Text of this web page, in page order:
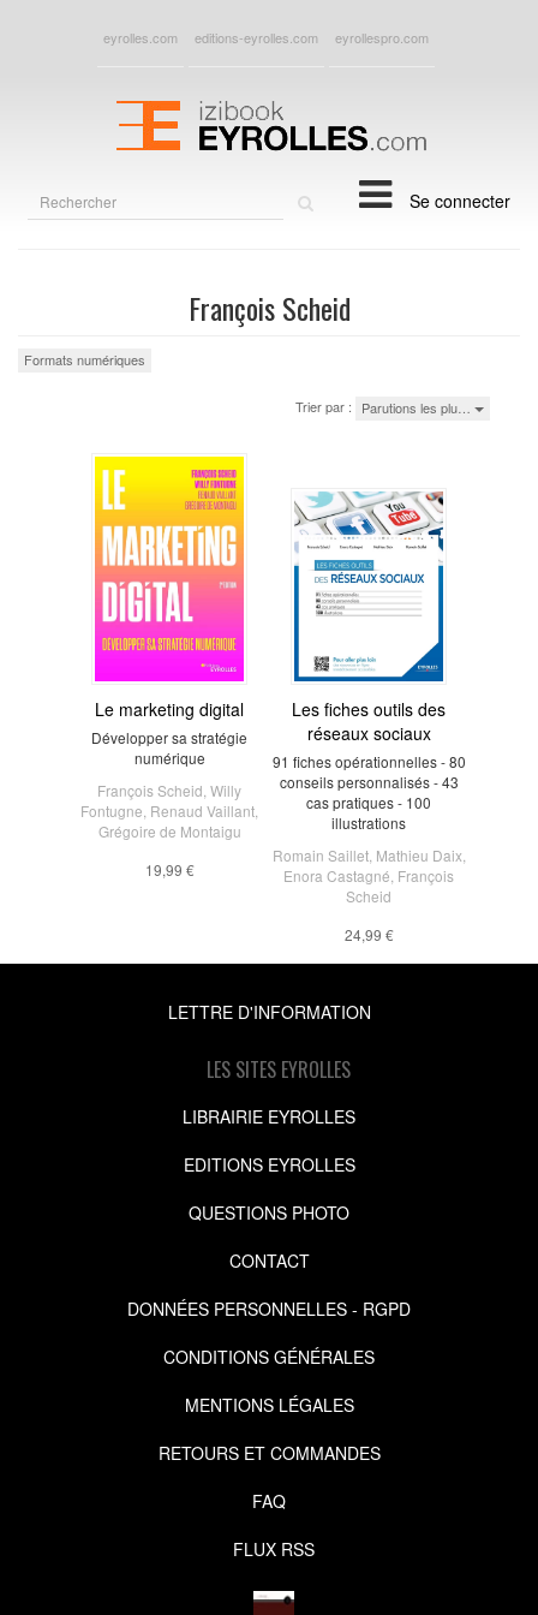
eyrolles.com editions-eyrolles.com eyrollespro.com
Se connecter
François Scheid
Formats numériques
Trier par : Parutions les plu…
Le marketing digital
Développer sa stratégie
numérique
François Scheid Willy
Fontugne Renaud Vaillant
Grégoire de Montaigu
19,99 €
Les fiches outils des
réseaux sociaux
91 fiches opérationnelles - 80
conseils personnalisés - 43
cas pratiques - 100
illustrations
Romain Saillet, Mathieu Daix
Enora Castagné François
Scheid
24,99 €
LETTRE D'INFORMATION
LES SITES EYROLLES
LIBRAIRIE EYROLLES
EDITIONS EYROLLES
QUESTIONS PHOTO
CONTACT
DONNÉES PERSONNELLES - RGPD
CONDITIONS GÉNÉRALES
MENTIONS LÉGALES
RETOURS ET COMMANDES
FAQ
FLUX RSS